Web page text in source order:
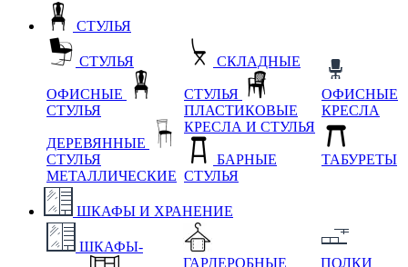
СТУЛЬЯ
СТУЛЬЯ
ОФИСНЫЕ
СТУЛЬЯ
ДЕРЕВЯННЫЕ
СТУЛЬЯ
МЕТАЛЛИЧЕСКИЕ
СКЛАДНЫЕ
СТУЛЬЯ
ПЛАСТИКОВЫЕ
КРЕСЛА И СТУЛЬЯ
БАРНЫЕ
СТУЛЬЯ
ОФИСНЫЕ
КРЕСЛА
ТАБУРЕТЫ
ШКАФЫ И ХРАНЕНИЕ
ШКАФЫ-
ГАРДЕРОБНЫЕ
ПОЛКИ